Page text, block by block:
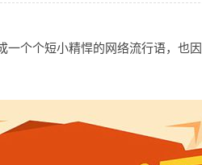
一个个短小精悍的网络流行语，也